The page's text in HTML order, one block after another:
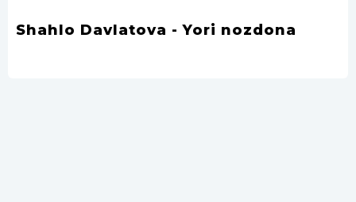
Shahlo Davlatova - Yori nozdona